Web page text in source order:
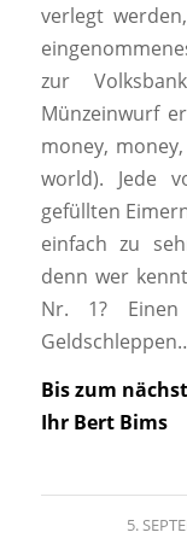
verlegt
zur
Münzeinwurf
money,
world). Jede
gefüllten
einfach zu
denn wer
Nr. 1?
Bis zum
Ihr Bert Bims
5.